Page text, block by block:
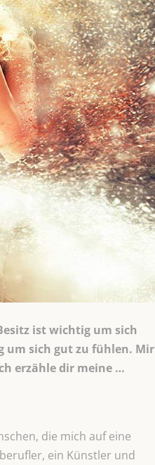
ist wichtig um sich
um sich gut zu fühlen. Mir
erzähle dir meine …
die mich auf eine
ein Künstler und